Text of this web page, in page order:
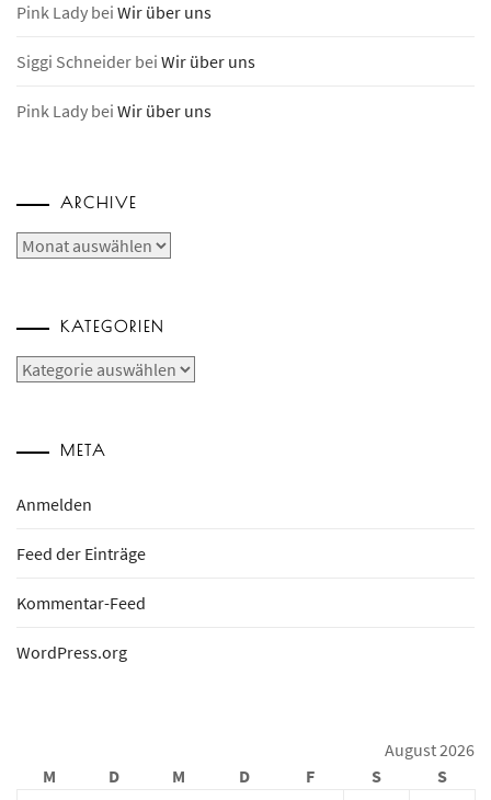
Pink Lady bei Wir über uns
Siggi Schneider bei Wir über uns
Pink Lady bei Wir über uns
ARCHIVE
Archive
KATEGORIEN
Kategorien
META
Anmelden
Feed der Einträge
Kommentar-Feed
WordPress.org
August 2026
M
D M D F S
S